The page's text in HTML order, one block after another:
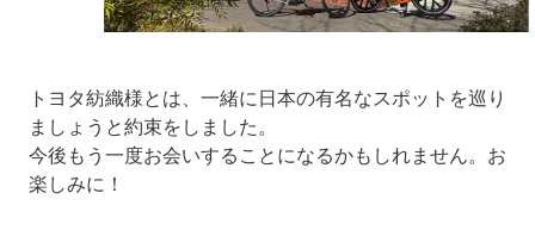
トヨタ紡織様とは、一緒に日本の有名なスポットを巡り
ましょうと約束をしました。
今後もう一度お会いすることになるかもしれません。お
楽しみに！